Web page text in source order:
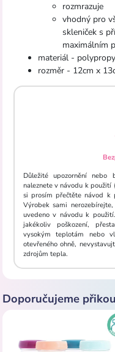
rozmrazuje
vhodný pro
skleniček s
maximálním
materiál -
rozměr - 12cm x
Důležité upozornění nebo
naleznete v návodu k použití
si prosím přečtěte návod k
Výrobek sami
uvedeno v návodu k
jakékoliv poškození,
vysokým teplotám nebo
otevřeného ohně,
zdrojům tepla.
Doporučujeme